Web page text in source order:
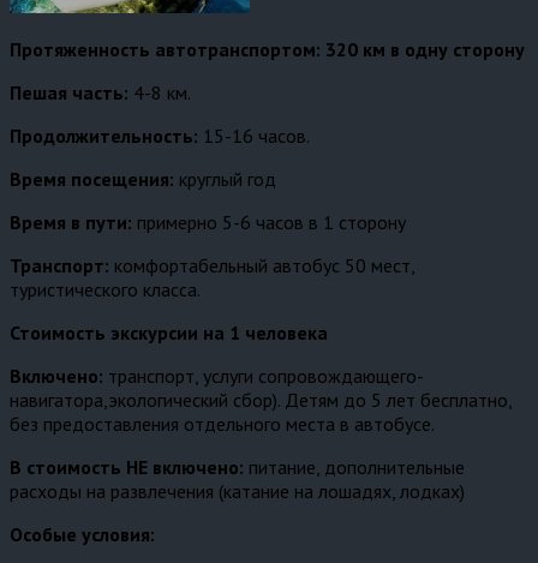
Протяженность автотранспортом: 320 км в одну сторону
Пешая часть: 4-8 км.
Продолжительность: 15-16 часов.
Время посещения: круглый год
Время в пути: примерно 5-6 часов в 1 сторону
Транспорт: комфортабельный автобус 50 мест,
туристического класса.
Стоимость экскурсии на 1 человека
Включено: транспорт, услуги сопровождающего-
навигатора,экологический сбор). Детям до 5 лет бесплатно,
без предоставления отдельного места в автобусе.
В стоимость НЕ включено: питание, дополнительные
расходы на развлечения (катание на лошадях, лодках)
Особые условия: